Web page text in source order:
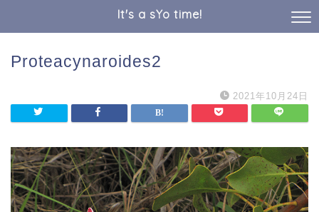
It's a sYo time!
Proteacynaroides2
2021年10月24日